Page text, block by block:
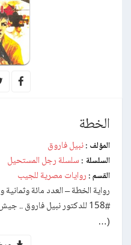
الخطة
المؤلف : نبيل فاروق
السلسلة : سلسلة رجل المستحيل
القسم : روايات مصرية للجيب
رواية الخطة – العدد مائة
#158 للدكتور نبيل فاروق ..
(…